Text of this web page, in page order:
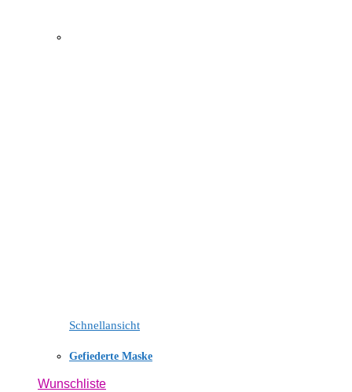
Schnellansicht
Gefiederte Maske
Wunschliste